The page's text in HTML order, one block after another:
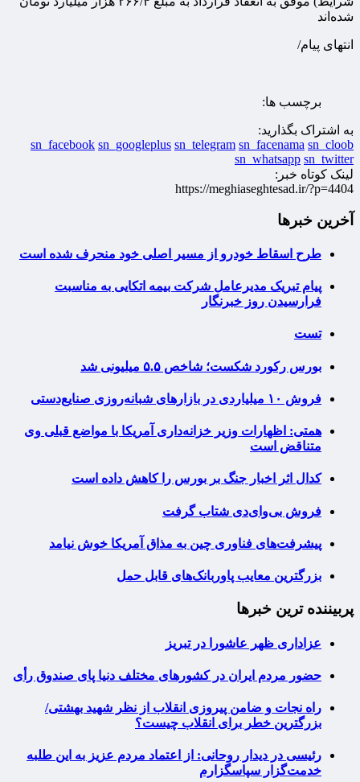
شده‌اند
انتهای پیام/
برچسب ها:
به اشتراک بگذارید:
sn_facebook sn_googleplus sn_telegram sn_facenama sn_cloob
sn_whatsapp sn_twitter
لینک کوتاه خبر:
https://meghiaseghtesad.ir/?p=4404
آخرین خبرها
طرح اسقاط خودرو از مسیر اصلی خود منحرف شده است
پیام تبریک مدیرعامل شرکت بیمه اتکایی به مناسبت
فرارسیدن روز خبرنگار
تست
بورس رکورد شکست؛ شاخص ۵.۵ میلیونی شد
فروش ۱۰ میلیاردی در بازارهای شبانه‌روزی صنایع‌دستی
همتی: اظهارات وزیر خزانه‌داری آمریکا با مواضع قبلی وی
متناقض است
کدال اثر اخبار جنگ بر بورس را کاهش داده است
فروش بی‌وای‌دی شتاب گرفت
پیشرفت‌های فناوری چین به مذاق آمریکا خوش نیامد
بزرگترین معایب پاوربانک‌های قابل حمل
پربیننده ترین خبرها
عزاداری ظهر عاشورا در تبریز
حضور مردم ایران در کشورهای مختلف دنیا پای صندوق رأی
راه نجات و ضامن پیروزی انقلاب از نظر شهید بهشتی/
بزرگترین خطر برای انقلاب چیست؟
رئیسی در دیدار روحانی: از اعتماد مردم عزیز به این طلبه
خدمت‌گزار سپاسگزارم